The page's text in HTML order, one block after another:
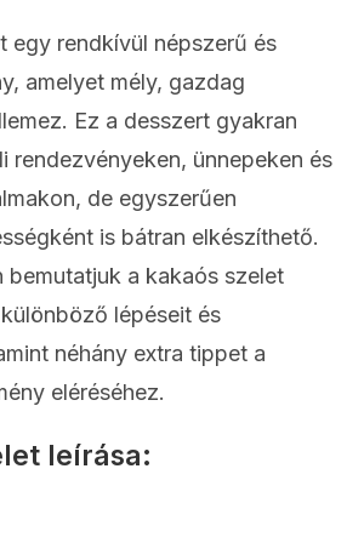
egy rendkívül népszerű és
amelyet mély, gazdag
Ez a desszert gyakran
rendezvényeken, ünnepeken és
de egyszerűen
is bátran elkészíthető.
bemutatjuk a kakaós szelet
lépéseit és
néhány extra tippet a
eléréséhez.
leírása: